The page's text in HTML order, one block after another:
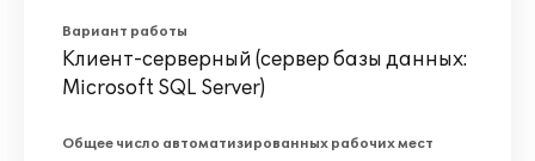
Вариант работы
Клиент-серверный (сервер базы данных:
Microsoft SQL Server)
Общее число автоматизированных рабочих мест